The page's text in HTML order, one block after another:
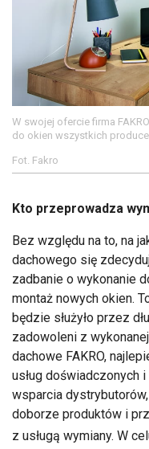
W swojej ofercie firma
do okien wszystkich
Fot. Fakro
Kto przeprowadza
Bez względu na to, na
dachowego się
zadbanie o wykonanie
montaż nowych okien.
będzie służyło przez
zadowoleni z
dachowe FAKRO,
usług doświadczonych
wsparcia
doborze produktów i
z usługą wymiany. W